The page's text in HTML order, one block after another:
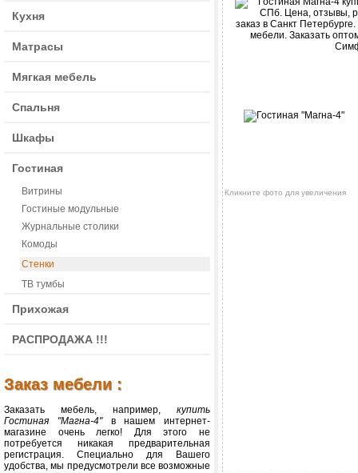
Кухня
Матрасы
Мягкая мебель
Спальня
Шкафы
Гостиная
Витрины
Гостиные модульные
Журнальные столики
Комоды
Стенки
ТВ тумбы
Прихожая
РАСПРОДАЖА !!!
Заказ мебели :
Заказать мебель, например, купить
Гостиная "Магна-4"в нашем интернет-
магазине очень легко! Для этого не
потребуется никакая предварительная
регистрация. Специально для Вашего
удобства, мы предусмотрели все возможные
Кликните фото для увеличения